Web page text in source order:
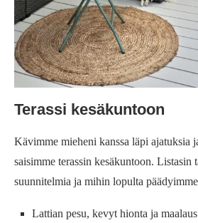
Terassi kesäkuntoon
Kävimme mieheni kanssa läpi ajatuksia
saisimme terassin kesäkuntoon. Listasin
suunnitelmia ja mihin lopulta
Lattian pesu, kevyt hionta ja